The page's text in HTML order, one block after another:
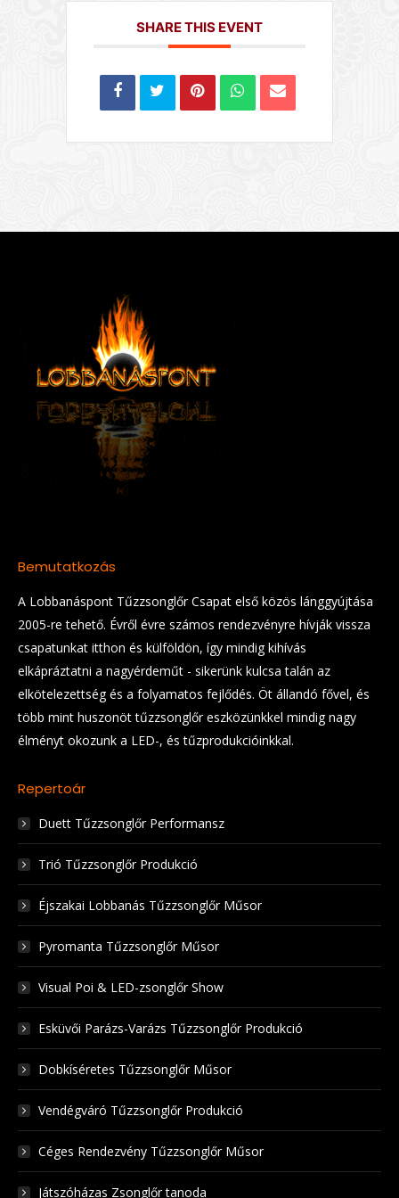
SHARE THIS EVENT
Bemutatkozás
A Lobbanáspont Tűzzsonglőr Csapat első közös lánggyújtása
2005-re tehető. Évről évre számos rendezvényre hívják vissza
csapatunkat itthon és külföldön, így mindig kihívás
elkápráztatni a nagyérdeműt - sikerünk kulcsa talán az
elkötelezettség és a folyamatos fejlődés. Öt állandó fővel, és
több mint huszonöt tűzzsonglőr eszközünkkel mindig nagy
élményt okozunk a LED-, és tűzprodukcióinkkal.
Repertoár
Duett Tűzzsonglőr Performansz
Trió Tűzzsonglőr Produkció
Éjszakai Lobbanás Tűzzsonglőr Műsor
Pyromanta Tűzzsonglőr Műsor
Visual Poi & LED-zsonglőr Show
Esküvői Parázs-Varázs Tűzzsonglőr Produkció
Dobkíséretes Tűzzsonglőr Műsor
Vendégváró Tűzzsonglőr Produkció
Céges Rendezvény Tűzzsonglőr Műsor
Játszóházas Zsonglőr tanoda